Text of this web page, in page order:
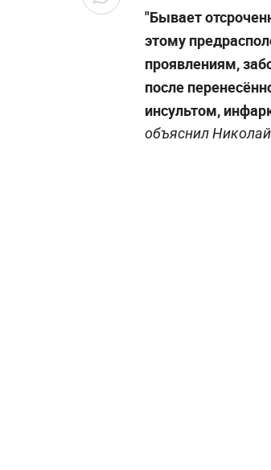
"Бывает
этому
проявлениям,
после
инсультом,
объяснил